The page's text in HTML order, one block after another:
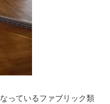
っているファブリック類